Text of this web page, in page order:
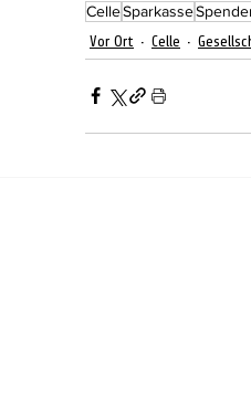
CelleSparkasse
Vor Ort Celle